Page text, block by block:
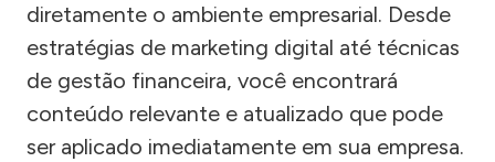
diretamente o ambiente empresarial. Desde
estratégias de marketing digital até técnicas
de gestão financeira, você encontrará
conteúdo relevante e atualizado que pode
ser aplicado imediatamente em sua empresa.